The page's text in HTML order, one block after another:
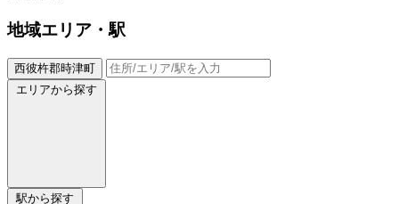
地域エリア・駅
西彼杵郡時津町
エリアから探す
駅から探す